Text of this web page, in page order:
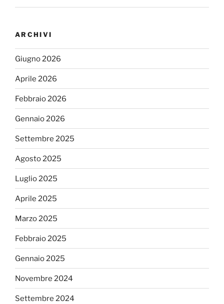
ARCHIVI
Giugno 2026
Aprile 2026
Febbraio 2026
Gennaio 2026
Settembre 2025
Agosto 2025
Luglio 2025
Aprile 2025
Marzo 2025
Febbraio 2025
Gennaio 2025
Novembre 2024
Settembre 2024